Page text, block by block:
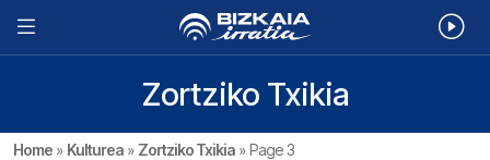
Zortziko Txikia
Home » Kulturea » Zortziko Txikia »Page 3